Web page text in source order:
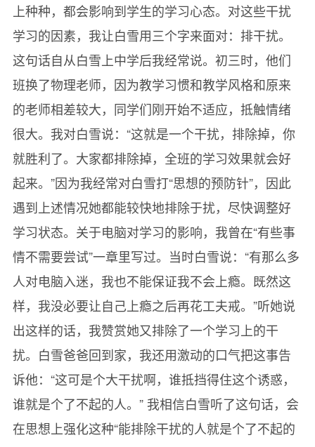
28.不在生活上攀比
29.早恋：黑板上的关键词
30.《爱与成长》述说成长故事
第二辑 哺育·互动·共成长——我与学生的教育故事
1.和学生一起成长的幸福
2.孩子是家长的一面镜子
3.孩子写作业，陪与不陪有说法
4.作文，从写拼音日记开始
5.怎样面对孩子说谎的“天性”
6.转学对孩子有影响吗？
7.让孩子有尊严地改正错误
8.发现家里的钱少了，家长怎么办？
9.孩子的座位，大人的痛
10.男生当“孕妇”的奇特体验
11.平凡中的感动
12.爱的包裹单
13.读一本好书，就如同和一个高尚的人谈话
14.如何让孩子与书交朋友
上种种，都会影响到学生的学习心态。对这些干扰
学习的因素，我让白雪用三个字来面对：排干扰。
这句话自从白雪上中学后我经常说。初三时，他们
班换了物理老师，因为教学习惯和教学风格和原来
的老师相差较大，同学们刚开始不适应，抵触情绪
很大。我对白雪说：“这就是一个干扰，排除掉，你
就胜利了。大家都排除掉，全班的学习效果就会好
起来。”因为我经常对白雪打“思想的预防针”，因此
遇到上述情况她都能较快地排除于扰，尽快调整好
学习状态。关于电脑对学习的影响，我曾在“有些事
情不需要尝试”一章里写过。当时白雪说：“有那么多
人对电脑入迷，我也不能保证我不会上瘾。既然这
样，我没必要让自己上瘾之后再花工夫戒。”听她说
出这样的话，我赞赏她又排除了一个学习上的干
扰。白雪爸爸回到家，我还用激动的口气把这事告
诉他：“这可是个大干扰啊，谁抵挡得住这个诱惑，
谁就是个了不起的人。” 我相信白雪听了这句话，会
在思想上强化这种“能排除干扰的人就是个了不起的